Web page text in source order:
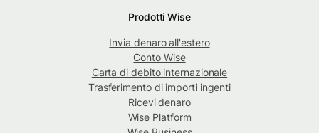
Prodotti Wise
Invia denaro all'estero
Conto Wise
Carta di debito internazionale
Trasferimento di importi ingenti
Ricevi denaro
Wise Platform